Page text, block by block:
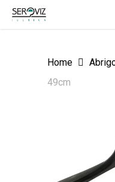
Skip
Home
49cm